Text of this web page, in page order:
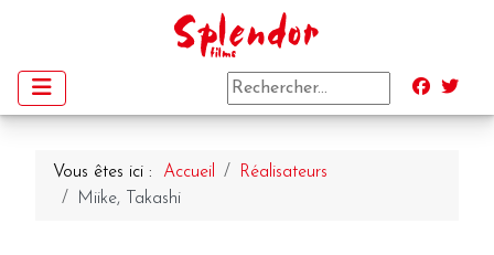
Vous êtes ici : Accueil
Réalisateurs
Miike, Takashi